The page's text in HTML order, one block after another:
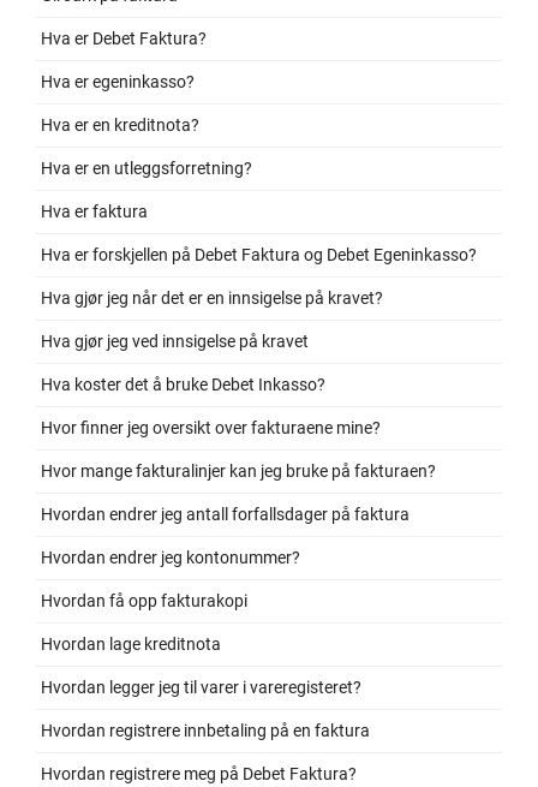
Hva er Debet Faktura?
Hva er egeninkasso?
Hva er en kreditnota?
Hva er en utleggsforretning?
Hva er faktura
Hva er forskjellen på Debet Faktura og Debet Egeninkasso?
Hva gjør jeg når det er en innsigelse på kravet?
Hva gjør jeg ved innsigelse på kravet
Hva koster det å bruke Debet Inkasso?
Hvor finner jeg oversikt over fakturaene mine?
Hvor mange fakturalinjer kan jeg bruke på fakturaen?
Hvordan endrer jeg antall forfallsdager på faktura
Hvordan endrer jeg kontonummer?
Hvordan få opp fakturakopi
Hvordan lage kreditnota
Hvordan legger jeg til varer i vareregisteret?
Hvordan registrere innbetaling på en faktura
Hvordan registrere meg på Debet Faktura?